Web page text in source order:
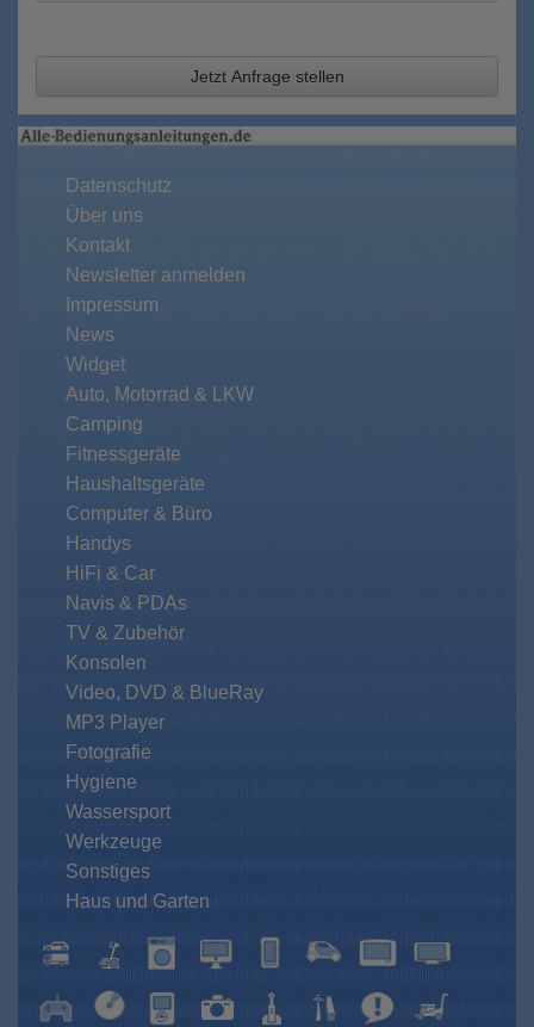
Jetzt Anfrage stellen
Datenschutz
Über uns
Kontakt
Newsletter anmelden
Impressum
News
Widget
Auto, Motorrad & LKW
Camping
Fitnessgeräte
Haushaltsgeräte
Computer & Büro
Handys
HiFi & Car
Navis & PDAs
TV & Zubehör
Konsolen
Video, DVD & BlueRay
MP3 Player
Fotografie
Hygiene
Wassersport
Werkzeuge
Sonstiges
Haus und Garten